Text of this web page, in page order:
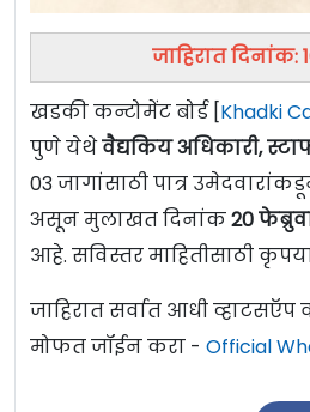
जाहिरात दिनांक:
खडकी कन्टोमेंट बोर्ड [Khadki
पुणे येथेवैद्यकिय अधिकारी,
03 जागांसाठी पात्र
असून मुलाखत दिनांक20
आहे. सविस्तर माहितीसाठी कृपया
जाहिरात सर्वात आधी
मोफत जॉईन करा - Official